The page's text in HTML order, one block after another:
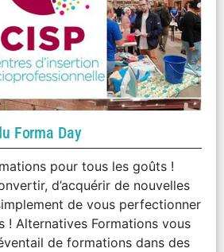
Forma Day
pour tous les goûts !
d’acquérir de nouvelles
de vous perfectionner
! Alternatives Formations vous
de formations dans des